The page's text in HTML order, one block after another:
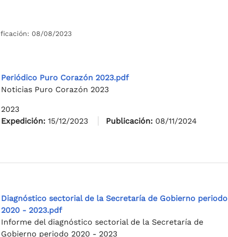
08/08/2023
Periódico Puro Corazón 2023.pdf
Noticias Puro Corazón 2023
2023
Expedición:15/12/2023 Publicación: 08/11/2024
Diagnóstico sectorial de la Secretaría de Gobierno periodo
2020 - 2023.pdf
Informe del diagnóstico sectorial de la Secretaría de
Gobierno periodo 2020 - 2023